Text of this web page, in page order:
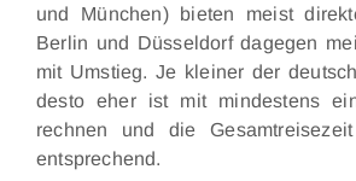
und München) bieten meist
Berlin und Düsseldorf dagegen
mit Umstieg. Je kleiner der
desto eher ist mit mindestens
rechnen und die
entsprechend.